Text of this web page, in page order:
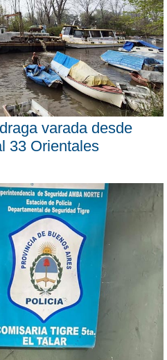
varada desde
33 Orientales